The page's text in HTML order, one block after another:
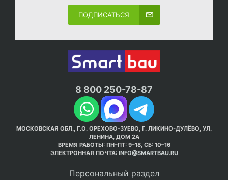
ПОДПИСАТЬСЯ
8 800 250-78-87
МОСКОВСКАЯ ОБЛ., Г.О. ОРЕХОВО-ЗУЕВО, Г. ЛИКИНО-ДУЛЁВО, УЛ.
ЛЕНИНА, ДОМ 2А
ВРЕМЯ РАБОТЫ: ПН–ПТ: 9–18, СБ: 10–16
ЭЛЕКТРОННАЯ ПОЧТА: INFO@SMARTBAU.RU
Персональный раздел